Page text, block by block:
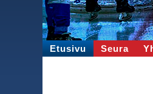
Etusivu Seura